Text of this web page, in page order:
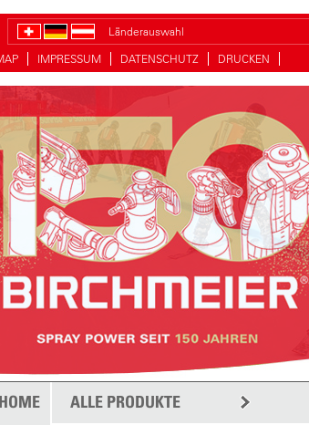
Länderauswahl
IMPRESSUM DATENSCHUTZ DRUCKEN
HOME ALLE PRODUKTE